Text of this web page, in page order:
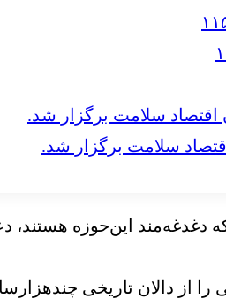
سلامت برگزار شد.
دغدغه‌مند این‌حوزه
از دالان تاریخی